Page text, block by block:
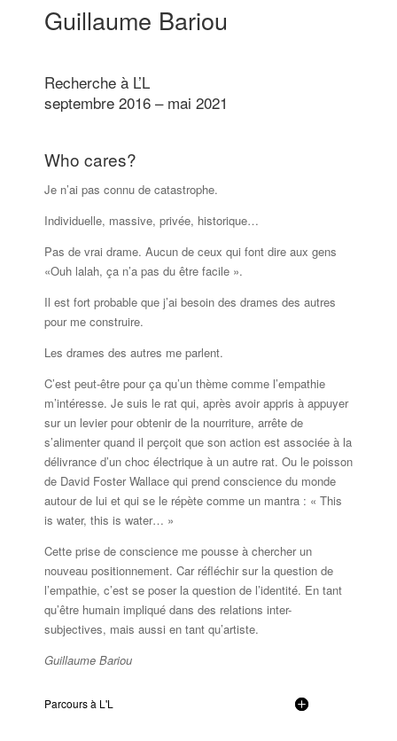
Guillaume Bariou
Recherche à L’L
septembre 2016 – mai 2021
Who cares?
Je n’ai pas connu de catastrophe.
Individuelle, massive, privée, historique…
Pas de vrai drame. Aucun de ceux qui font dire aux gens
«Ouh lalah, ça n’a pas du être facile ».
Il est fort probable que j’ai besoin des drames des autres
pour me construire.
Les drames des autres me parlent.
C’est peut-être pour ça qu’un thème comme l’empathie
m’intéresse. Je suis le rat qui, après avoir appris à appuyer
sur un levier pour obtenir de la nourriture, arrête de
s’alimenter quand il perçoit que son action est associée à la
délivrance d’un choc électrique à un autre rat. Ou le poisson
de David Foster Wallace qui prend conscience du monde
autour de lui et qui se le répète comme un mantra : « This
is water, this is water… »
Cette prise de conscience me pousse à chercher un
nouveau positionnement. Car réfléchir sur la question de
l’empathie, c’est se poser la question de l’identité. En tant
qu’être humain impliqué dans des relations inter-
subjectives, mais aussi en tant qu’artiste.
Guillaume Bariou
Parcours à L'L